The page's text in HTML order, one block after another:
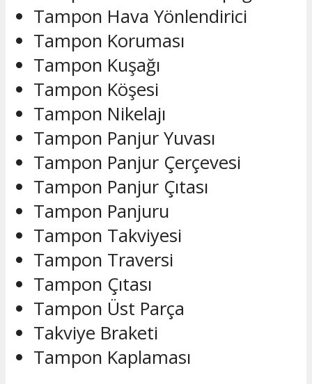
Tampon Hava Yönlendirici
Tampon Koruması
Tampon Kuşağı
Tampon Köşesi
Tampon Nikelajı
Tampon Panjur Yuvası
Tampon Panjur Çerçevesi
Tampon Panjur Çıtası
Tampon Panjuru
Tampon Takviyesi
Tampon Traversi
Tampon Çıtası
Tampon Üst Parça
Takviye Braketi
Tampon Kaplaması